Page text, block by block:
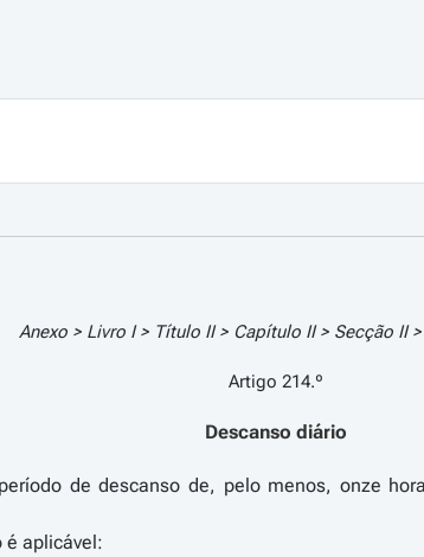
Anexo > Livro I > Título II > Capítulo II > Secção II
Artigo 214.º
Descanso diário
de descanso de, pelo menos, onze
é aplicável: